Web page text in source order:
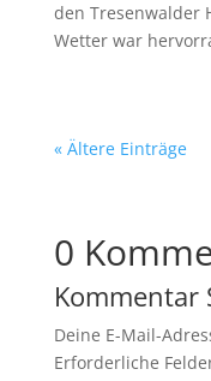
den Tresenwalder
Wetter war
« Ältere Einträge
0
Kommentar
Deine E-Mail-
Erforderliche